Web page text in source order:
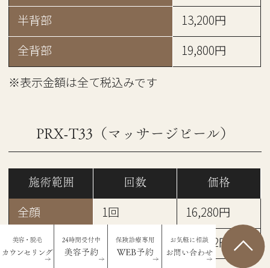
半背部
13,200円
全背部
19,800円
※表示金額は全て税込みです
PRX-T33（マッサージピール）
施術範囲 回数 価格
全顔 1回
16,280円
全顔
3回
39,072円